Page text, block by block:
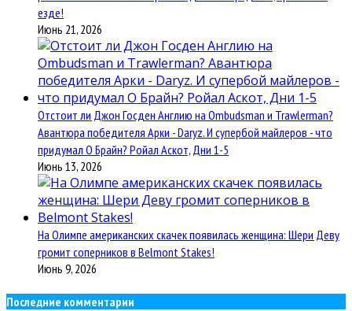
езде!
Июнь 21, 2026
Отстоит ли Джон Госден Англию на Ombudsman и Trawlerman?
Авантюра победителя Арки - Daryz. И супербой майлеров - что
придумал О Брайн? Ройал Аскот, Дни 1-5
Июнь 13, 2026
На Олимпе американских скачек появилась женщина: Шери Деву
громит соперников в Belmont Stakes!
Июнь 9, 2026
Последние комментарии